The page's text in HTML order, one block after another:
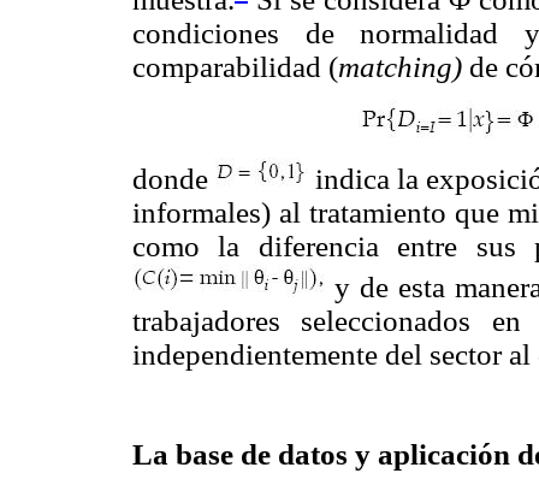
condiciones de
comparabilidad (matching) de
donde
indica la
informales) al tratamiento que
como la diferencia entre sus
y de esta
trabajadores seleccionados
independientemente del sector
La base de datos y aplicación